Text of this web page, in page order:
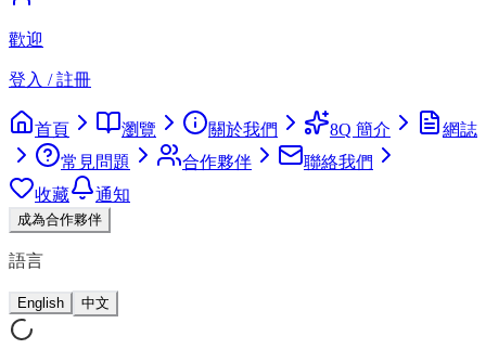
歡迎
登入 / 註冊
首頁 瀏覽 關於我們 8Q 簡介
網誌
常見問題
合作夥伴
聯絡我們
收藏
通知
成為合作夥伴
語言
English 中文